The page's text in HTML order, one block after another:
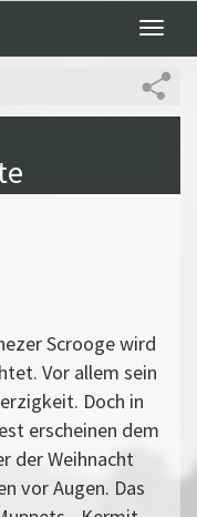
Toggle
Scrooge wird
Vor allem sein
Doch in
erscheinen dem
der Weihnacht
vor Augen. Das